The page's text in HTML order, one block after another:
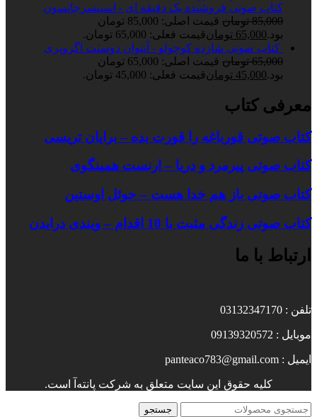
کتاب صوتی فروشنده یک دقیقه ای - اسپنسرجانسون
85,000 تومان
قیمت اصلی: 85,000 تومان
بود.65,000 تومانقیمت فعلی: 65,000 تومان.
کتاب صوتی شازده کوچولو - آنتوان دوسنت اگزوپری
65,000 تومان
قیمت اصلی: 65,000 تومان
بود.45,000 تومانقیمت فعلی: 45,000 تومان.
معرفی کتاب
کتاب صوتی قورباغه را قورت بده – برایان تریسی
کتاب صوتی پیرمرد و دریا – ارنست همینگوی
کتاب صوتی باز هم خدا هست – جوئل اوستین
کتاب صوتی زندگی مثبت با 10 اقدام – ویندی درایدن
ارتباط با ما
تلفن : 03132347170
موبایل : 09139320572
ایمیل : panteaco783@gmail.com
کلیه حقوق این سایت متعلق به شرکت پانته‌آ است.
جستجو